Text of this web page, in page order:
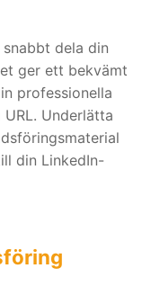
dela din
ger ett bekvämt
professionella
Underlätta
din LinkedIn-